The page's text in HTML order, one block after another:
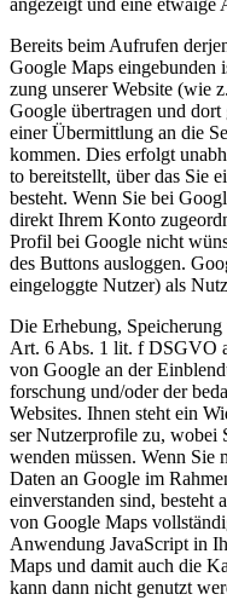
ange­zeigt und eine etwa­ige
Bereits beim Auf­ru­fen
Goog­le Maps
zung unse­rer Web­site (wie
Goog­le über­tra­gen und dort
einer Über­mitt­lung an die
kom­men. Dies erfolgt
to bereit­stellt, über das Sie
besteht. Wenn Sie bei
direkt Ihrem Kon­to
Pro­fil bei Goog­le nicht
des But­tons aus­log­gen.
ein­ge­logg­te Nut­zer) als
Die Erhe­bung,
Art. 6 Abs. 1 lit. f DSGVO
von Goog­le an der
for­schung und/oder der
Web­sites. Ihnen steht ein
ser Nut­zer­pro­fi­le zu, wobei
wen­den müs­sen. Wenn
Daten an Goog­le im
ein­ver­stan­den sind, besteht
von Goog­le Maps
Anwen­dung Java­Script in
Maps und damit auch die
kann dann nicht genutzt